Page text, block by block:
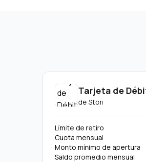
Tarjeta de
de Stori
Límite de retiro
Cuota mensual
Monto mínimo de apertura
Saldo promedio mensual